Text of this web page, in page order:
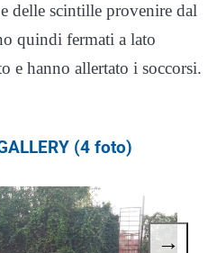
delle scintille provenire dal
quindi fermati a lato
e hanno allertato i soccorsi.
(4 foto)
→